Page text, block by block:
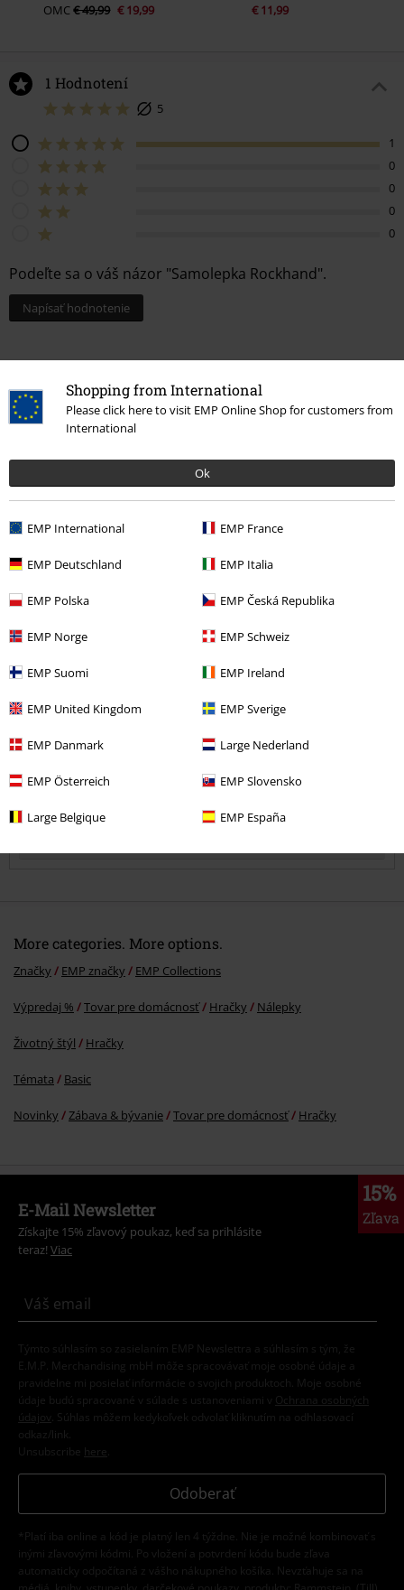
Shopping from International
Please click here to visit EMP Online Shop for customers from
International
Ok
EMP International EMP France
EMP Deutschland EMP Italia
EMP Polska EMP Česká Republika
EMP Norge EMP Schweiz
EMP Suomi EMP Ireland
EMP United Kingdom EMP Sverige
EMP Danmark Large Nederland
EMP Österreich EMP Slovensko
Large Belgique EMP España
OMC€ 49,99 € 19,99 € 11,99
1 Hodnotení
5
1
0
0
0
0
Podeľte sa o váš názor "Samolepka Rockhand".
Napísať hodnotenie
How do reviews work?
Triediť podľa
Dátum
Marek M.
EMP
Super nálepky, rozdal som aj v robote a kolegovia si ich dali aj na
autá. Jednu som si nalepil aj na moje auto a manželka ma skoro
nakopala do...
More categories. More options.
Značky EMP značky EMP Collections
Výpredaj % Tovar pre domácnosť Hračky Nálepky
Životný štýl Hračky
Témata Basic
Novinky Zábava & bývanie Tovar pre domácnosť Hračky
15%
Zľava
E-Mail Newsletter
Získajte 15% zľavový poukaz, keď sa prihlásite
teraz! Viac
Týmto súhlasím so zasielaním EMP Newslettra a súhlasím s tým, že
E.M.P. Merchandising mbH môže spracovávať moje osobné údaje a
pravidelne mi posielať informácie o svojich produktoch. Moje osobné
údaje budú spracované v súlade s ustanoveniami v
Ochrana osobných
údajov
. Súhlas môžem kedykoľvek odvolať kliknutím na odhlasovací
odkaz/link.
Unsubscribe here
Odoberať
*Platí iba online a kód je platný len 4 týždne. Nie je možné kombinovať s
inými zľavovými kódmi. Po vložení a potvrdení kódu bude zľava
automaticky odpočítaná z vášho nákupného košíka. Nevzťahuje sa na